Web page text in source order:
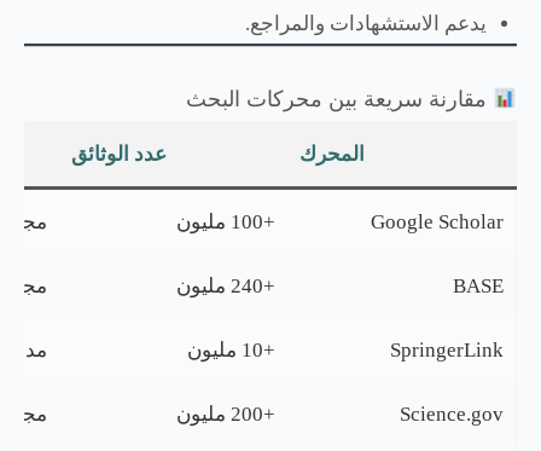
يدعم الاستشهادات والمراجع.
مقارنة سريعة بين محركات البحث
المحرك عدد الوثائق
Google Scholar +100 مليون
BASE +240 مليون
SpringerLink +10 مليون
Science.gov +200 مليون